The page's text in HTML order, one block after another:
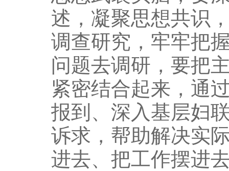
述，凝聚思想共识
调查研究，牢牢把
问题去调研，要把
紧密结合起来，通
报到、深入基层妇
诉求，帮助解决实
进去、把工作摆进